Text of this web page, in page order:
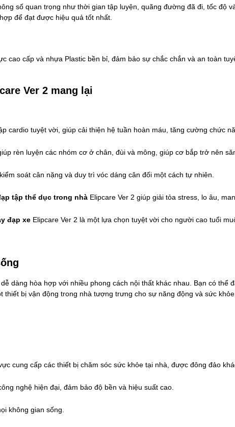
số quan trọng như thời gian tập luyện, quãng đường đã đi, tốc độ
để đạt được hiệu quả tốt nhất.
cao cấp và nhựa Plastic bền bỉ, đảm bảo sự chắc chắn và an toàn
Ver 2 mang lại
tuyệt vời, giúp cải thiện hệ tuần hoàn máu, tăng cường chức
rèn luyện các nhóm cơ ở chân, đùi và mông, giúp cơ bắp trở nên
soát cân nặng và duy trì vóc dáng cân đối một cách tự nhiên.
tập thể dục trong nhà Elipcare Ver 2 giúp giải tỏa stress, lo âu,
đạp xe Elipcare Ver 2 là một lựa chọn tuyệt vời cho người cao tuổi
dễ dàng hòa hợp với nhiều phong cách nội thất khác nhau. Bạn có thể
thiết bị vận động trong nhà tượng trưng cho sự năng động và sức
cung cấp các thiết bị chăm sóc sức khỏe tại nhà, được đông đảo
nghệ hiện đại, đảm bảo độ bền và hiệu suất cao.
không gian sống.